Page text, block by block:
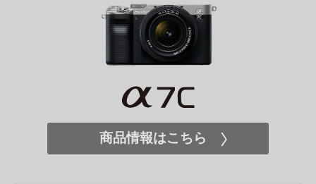
商品情報はこちら